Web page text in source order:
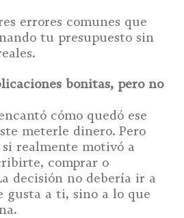
errores comunes que
tu presupuesto sin
bonitas, pero no
cómo quedó ese
meterle dinero. Pero
si realmente motivó a
comprar o
decisión no debería ir a
gusta a ti, sino a lo que